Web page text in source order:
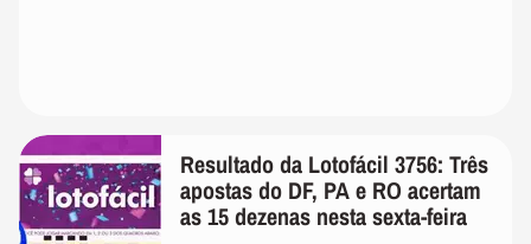
Resultado da Lotofácil 3756: Três
apostas do DF, PA e RO acertam
as 15 dezenas nesta sexta-feira